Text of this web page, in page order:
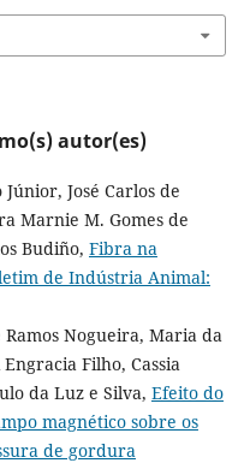
autor(es)
José Carlos de
Marnie M. Gomes de
Budiño, Fibra na
de Indústria Animal:
Nogueira, Maria da
Filho, Cassia
da Luz e Silva, Efeito do
magnético sobre os
de gordura